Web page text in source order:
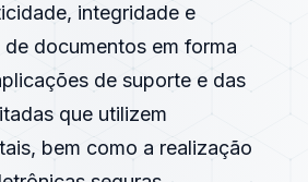
integridade e
documentos em forma
de suporte e das
que utilizem
bem como a realização